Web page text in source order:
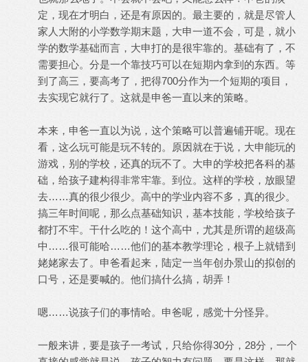
定，现在才明白，还是有原因的。最主要的，就是尽管人
家人大附的小学数学期末题，大申一道不会，可是，就小
学的数学基础而言，大申打的是很牢靠的。基础有了，不
需要担心。分是一个靠技巧可以在短期内拿到的东西。等
到了高三，要高考了，把得700分作为一个短期的项目，
去实现它就行了。这就是申爸一直以来的策略。
本来，申爸一直以为说，这个策略可以普遍铺开呢。现在
看，这么玩可能是玩不转的。原因就在于说，大申能玩的
游戏，别的学校，还真的玩不了。大申的学校把各科的基
础，给孩子建构得非常牢靠。到位。这样的学校，放眼望
去……真的很少很少。高中的学业内容不多，真的很少。
搞三年时间呢，那么点基础知识，基本技能，学校给孩子
都打不牢。干什么吃的！这个高中，尤其是所谓的超级高
中……很可能哈……他们的基本教学理论，根子上就错到
姥姥家去了。申爸看起来，陆定一当年创办景山的拟创的
口号，还是要喊的。他们搞什么搞，胡弄！
嗯……说孩子们的事情哈。申爸呢，感觉十分怪异。
一般来讲，要是孩子一考试，只给你得30分，28分，一个